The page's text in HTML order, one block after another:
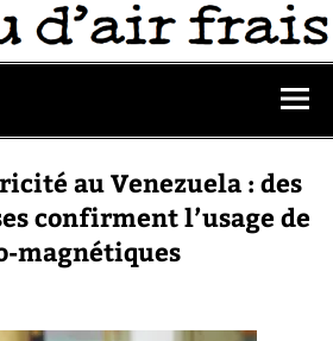
au Venezuela : des
confirment l’usage de
magnétiques